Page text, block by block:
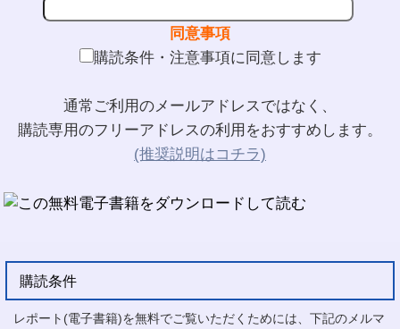
同意事項
購読条件・注意事項に同意します
通常ご利用のメールアドレスではなく、
購読専用のフリーアドレスの利用をおすすめします。
(推奨説明はコチラ)
購読条件
レポート(電子書籍)を無料でご覧いただくためには、下記のメルマ